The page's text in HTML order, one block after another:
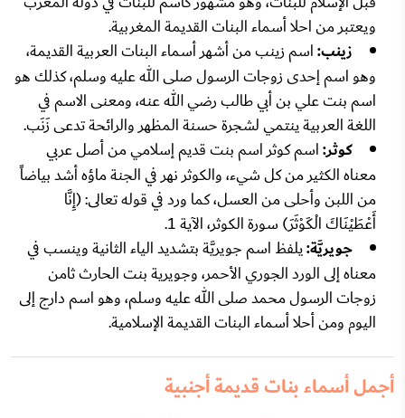
ويعتبر من احلا أسماء البنات القديمة المغربية.
زينب:اسم زينب من أشهر أسماء البنات العربية القديمة،
وهو اسم إحدى زوجات الرسول صلى الله عليه وسلم، كذلك هو
اسم بنت علي بن أبي طالب رضي الله عنه، ومعنى الاسم في
اللغة العربية ينتمي لشجرة حسنة المظهر والرائحة تدعى زَنَب.
كوثر:اسم كوثر اسم بنت قديم إسلامي من أصل عربي
معناه الكثير من كل شيء، والكوثر نهر في الجنة ماؤه أشد بياضاً
من اللبن وأحلى من العسل، كما ورد في قوله تعالى: (إِنَّا
أَعْطَيْنَاكَ الْكَوْثَرَ) سورة الكوثر، الآية 1.
جويريَّة:يلفظ اسم جويريَّة بتشديد الياء الثانية وينسب في
معناه إلى الورد الجوري الأحمر، وجويرية بنت الحارث ثامن
زوجات الرسول محمد صلى الله عليه وسلم، وهو اسم دارج إلى
اليوم ومن أحلا أسماء البنات القديمة الإسلامية.
أجمل أسماء بنات قديمة أجنبية